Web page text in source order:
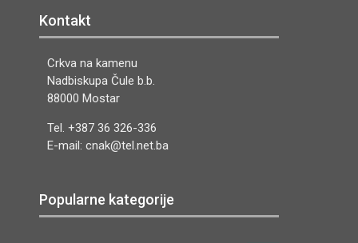
Kontakt
Crkva na kamenu
Nadbiskupa Čule b.b.
88000 Mostar
Tel. +387 36 326-336
E-mail: cnak@tel.net.ba
Popularne kategorije